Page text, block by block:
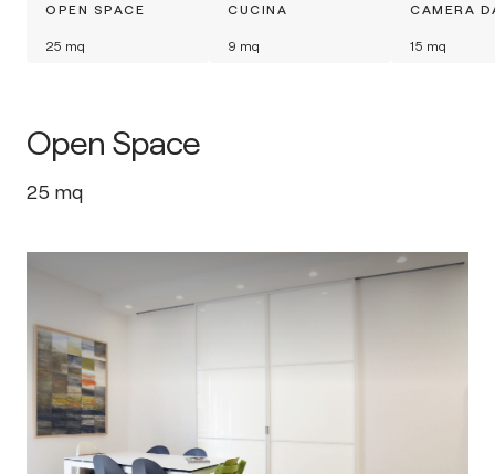
OPEN SPACE
25 mq
CUCINA
9 mq
CAMERA
15 mq
Open Space
25 mq